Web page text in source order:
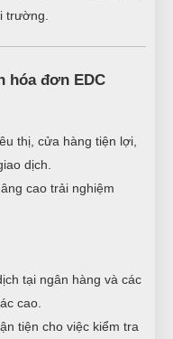
trường.
hóa đơn EDC
thị, cửa hàng tiện lợi,
dịch.
cao trải nghiệm
tại ngân hàng và các
cao.
tiện cho việc kiểm tra